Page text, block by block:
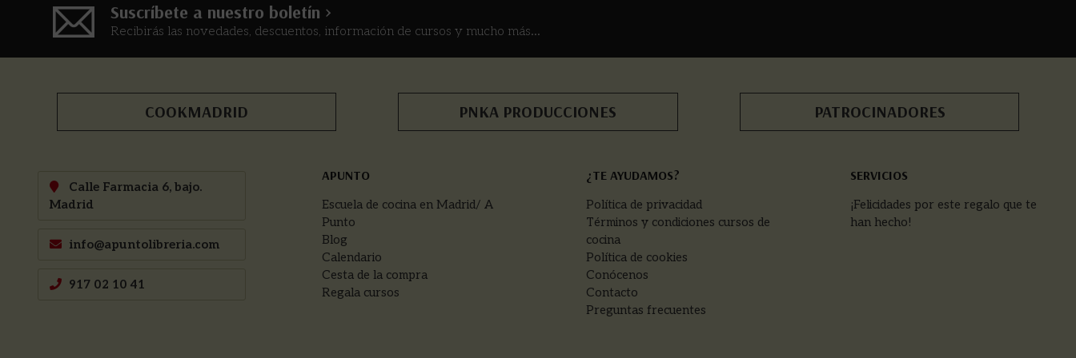
Suscríbete a nuestro boletín >
Recibirás las novedades, descuentos, información de cursos y mucho más...
COOKMADRID PNKA PRODUCCIONES PATROCINADORES
Calle Farmacia 6, bajo.
Madrid
info@apuntolibreria.com
917 02 10 41
APUNTO
Escuela de cocina en Madrid/ A
Punto
Blog
Calendario
Cesta de la compra
Regala cursos
¿TE AYUDAMOS?
Política de privacidad
Términos y condiciones cursos de
cocina
Política de cookies
Conócenos
Contacto
Preguntas frecuentes
SERVICIOS
¡Felicidades por este regalo que te
han hecho!